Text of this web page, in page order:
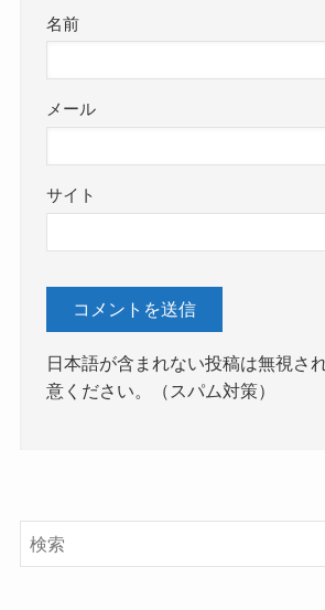
名前
メール
サイト
日本語が含まれない投稿は無視さ
意ください。（スパム対策）